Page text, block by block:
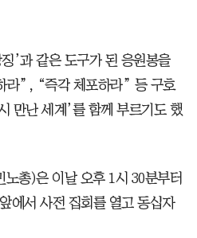
’과 같은 도구가 된 응원봉을
라”, “즉각 체포하라” 등 구호
만난 세계’를 함께 부르기도 했
총)은 이날 오후 1시 30분부터
에서 사전 집회를 열고 동십자